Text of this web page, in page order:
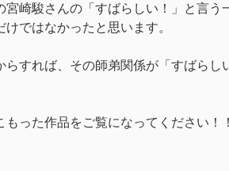
崎駿さんの「すばらしい！」と言う
ではなかったと思います。
らすれば、その師弟関係が「すばらし
もった作品をご覧になってください